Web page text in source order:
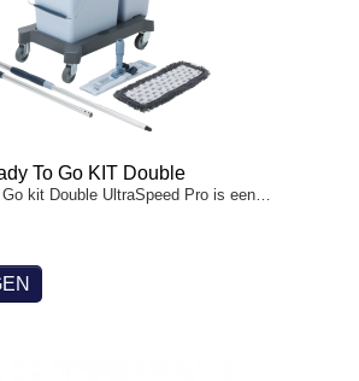
To Go KIT Double
kit Double UltraSpeed Pro is een…